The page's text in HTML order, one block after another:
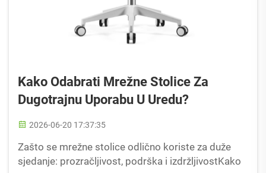
Kako Odabrati Mrežne Stolice Za
Dugotrajnu Uporabu U Uredu?
2026-06-20 17:37:35
Zašto se mrežne stolice odlično koriste za duže
sjedanje: prozračljivost, podrška i izdržljivostKako